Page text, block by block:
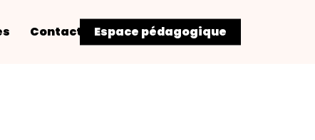
Contact Espace pédagogique